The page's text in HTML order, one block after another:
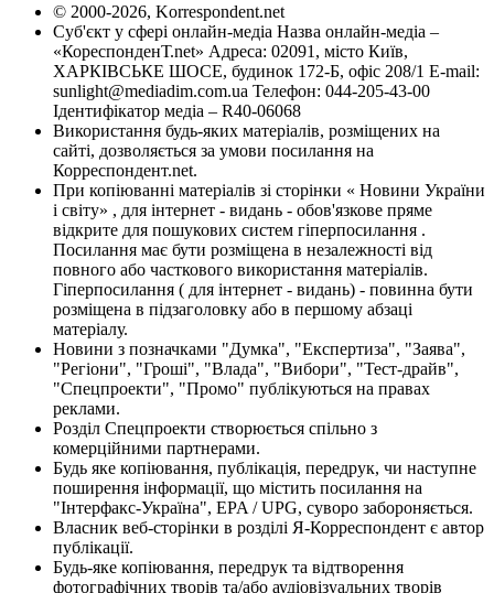
© 2000-2026, Korrespondent.net
Суб'єкт у сфері онлайн-медіа Назва онлайн-медіа –
«КореспонденТ.net» Адреса: 02091, місто Київ,
ХАРКІВСЬКЕ ШОСЕ, будинок 172-Б, офіс 208/1 E-mail:
sunlight@mediadim.com.ua Телефон: 044-205-43-00
Ідентифікатор медіа – R40-06068
Використання будь-яких матеріалів, розміщених на
сайті, дозволяється за умови посилання на
Корреспондент.net.
При копіюванні матеріалів зі сторінки « Новини України
і світу» , для інтернет - видань - обов'язкове пряме
відкрите для пошукових систем гіперпосилання .
Посилання має бути розміщена в незалежності від
повного або часткового використання матеріалів.
Гіперпосилання ( для інтернет - видань) - повинна бути
розміщена в підзаголовку або в першому абзаці
матеріалу.
Новини з позначками "Думка", "Експертиза", "Заява",
"Регіони", "Гроші", "Влада", "Вибори", "Тест-драйв",
"Спецпроекти", "Промо" публікуються на правах
реклами.
Розділ Спецпроекти створюється спільно з
комерційними партнерами.
Будь яке копіювання, публікація, передрук, чи наступне
поширення інформації, що містить посилання на
"Інтерфакс-Україна", EPA / UPG, суворо забороняється.
Власник веб-сторінки в розділі Я-Корреспондент є автор
публікації.
Будь-яке копіювання, передрук та відтворення
фотографічних творів та/або аудіовізуальних творів